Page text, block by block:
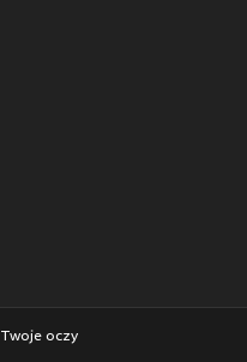
Twoje oczy